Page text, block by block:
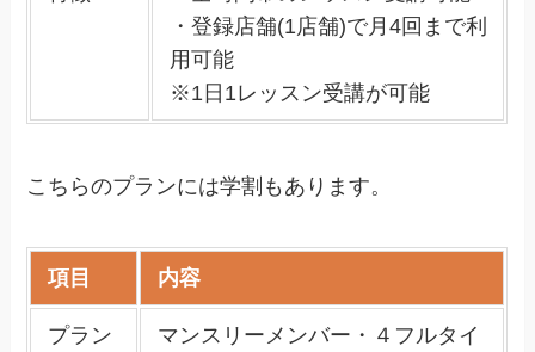
・登録店舗(1店舗)で月4回まで利
用可能
※1日1レッスン受講が可能
こちらのプランには学割もあります。
項目 内容
プラン
マンスリーメンバー・４フルタイ